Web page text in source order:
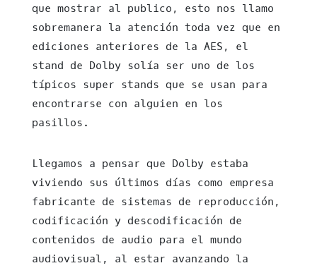
que mostrar al publico, esto nos llamo
sobremanera la atención toda vez que en
ediciones anteriores de la AES, el
stand de Dolby solía ser uno de los
típicos super stands que se usan para
encontrarse con alguien en los
pasillos.
Llegamos a pensar que Dolby estaba
viviendo sus últimos días como empresa
fabricante de sistemas de reproducción,
codificación y descodificación de
contenidos de audio para el mundo
audiovisual, al estar avanzando la